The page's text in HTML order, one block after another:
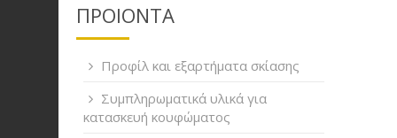
ΠΡΟΙΟΝΤΑ
Προφίλ και εξαρτήματα σκίασης
Συμπληρωματικά υλικά για
κατασκευή κουφώματος